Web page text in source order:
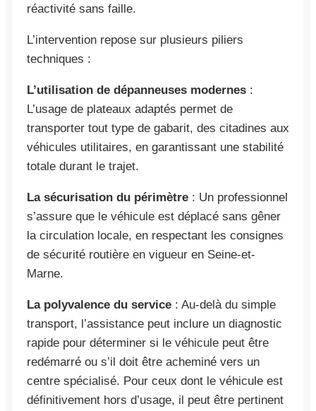
réactivité sans faille.
L’intervention repose sur plusieurs piliers
techniques :
L’utilisation de dépanneuses modernes :
L’usage de plateaux adaptés permet de
transporter tout type de gabarit, des citadines aux
véhicules utilitaires, en garantissant une stabilité
totale durant le trajet.
La sécurisation du périmètre : Un professionnel
s’assure que le véhicule est déplacé sans gêner
la circulation locale, en respectant les consignes
de sécurité routière en vigueur en Seine-et-
Marne.
La polyvalence du service : Au-delà du simple
transport, l’assistance peut inclure un diagnostic
rapide pour déterminer si le véhicule peut être
redémarré ou s’il doit être acheminé vers un
centre spécialisé. Pour ceux dont le véhicule est
définitivement hors d’usage, il peut être pertinent